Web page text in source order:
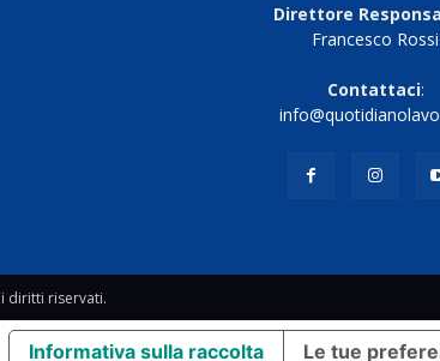
Direttore
Francesco Rossi
Contattaci:
diritti riservati.
Informativa sulla raccolta Le tue